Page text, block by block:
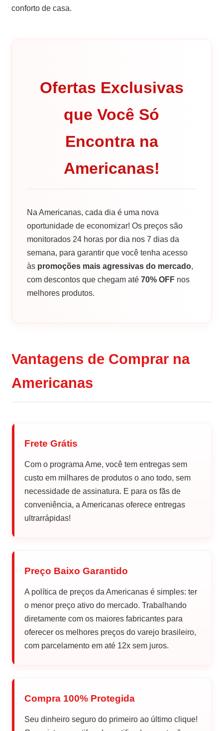
conforto de casa.
Ofertas Exclusivas
que Você Só
Encontra na
Americanas!
Na Americanas, cada dia é uma nova
oportunidade de economizar! Os preços são
monitorados 24 horas por dia nos 7 dias da
semana, para garantir que você tenha acesso
às promoções mais agressivas do mercado,
com descontos que chegam até 70% OFF nos
melhores produtos.
Vantagens de Comprar na
Americanas
Frete Grátis
Com o programa Ame, você tem entregas sem
custo em milhares de produtos o ano todo, sem
necessidade de assinatura. E para os fãs de
conveniência, a Americanas oferece entregas
ultrarrápidas!
Preço Baixo Garantido
A política de preços da Americanas é simples: ter
o menor preço ativo do mercado. Trabalhando
diretamente com os maiores fabricantes para
oferecer os melhores preços do varejo brasileiro,
com parcelamento em até 12x sem juros.
Compra 100% Protegida
Seu dinheiro seguro do primeiro ao último clique!